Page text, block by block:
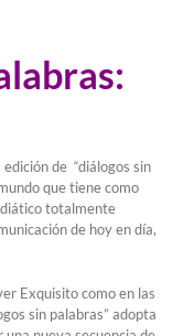
de “diálogos sin
que tiene como
totalmente
de hoy en día,
Exquisito como en las
sin palabras” adopta